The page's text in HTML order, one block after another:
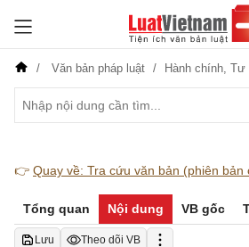
Văn bản pháp luật Hành chính, Tư
👉 Quay về: Tra cứu văn bản (phiên bản
Tổng quan Nội dung VB gốc
Lưu Theo dõi VB